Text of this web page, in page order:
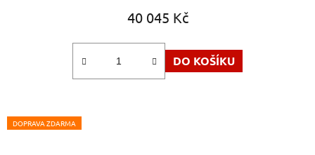
40 045 Kč
DO KOŠÍKU
DOPRAVA ZDARMA